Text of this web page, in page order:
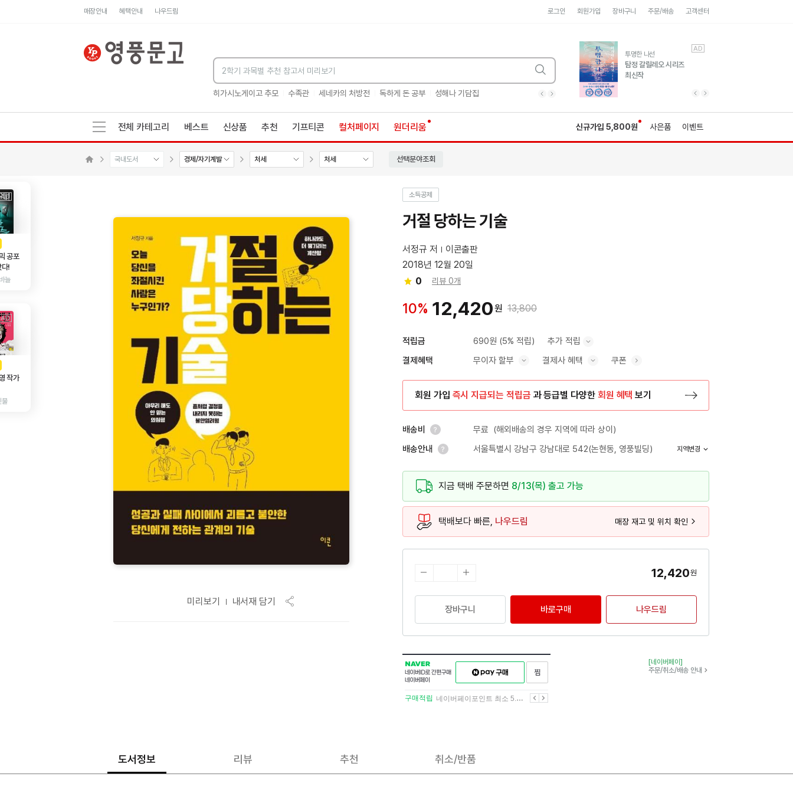
매장안내 혜택안내 나우드림 로그인 회원가입 장바구니 주문/배송 고객센터
히가시노게이고 추모 수족관 세네카의 처방전 독하게 돈 공부 성해나 기담집 히가시노게이고 추모 수족관 독하게 돈 공부
유럽 도시 기행3
풍성한 서사와 인문학적
통찰!
AD
투명한 나선
탐정 갈릴레오 시리즈
최신작
AD
전체 카테고리 베스트 신상품 추천 기프티콘 컬처페이지 원더리움 신규가입 5,800원 사은품 이벤트
국내도서 경제/자기계발 처세 처세 선택분야조회
AD
공포
다!
늘
AD
작가
물
미리보기 내서재 담기
소득공제
거절 당하는 기술
서정규 저
이콘출판
2018년 12월 20일
0
리뷰 0개
10% 12,420원 13,800
적립금 690원 (5% 적립) 추가 적립
결제혜택 무이자 할부 결제사 혜택 쿠폰
회원 가입 즉시 지급되는 적립금 과 등급별 다양한 회원 혜택 보기
배송비 무료 (해외배송의 경우 지역에 따라 상이)
배송안내
서울특별시 강남구 강남대로 542(논현동, 영풍빌딩) 지역변경
지금 택배 주문하면 8/13(목) 출고 가능
택배보다 빠른, 나우드림 매장 재고 및 위치 확인
12,420원
장바구니 바로구매 나우드림
NAVER
네이버
ID로
간편구매
네이버페이
구매하기
이전
구매적립 네이버페이포인트 최소 5.5% 적립 다음
[네이버페이]
주문/취소/배송 안내
도서정보 리뷰 추천 취소/반품